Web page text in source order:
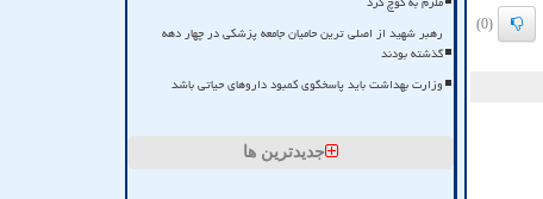
(0)
رهبر شهید از اصلی ترین حامیان جامعه پزشکی در چهار دهه
گذشته بودند
وزارت بهداشت باید پاسخگوی کمبود داروهای حیاتی باشد
جدیدترین ها